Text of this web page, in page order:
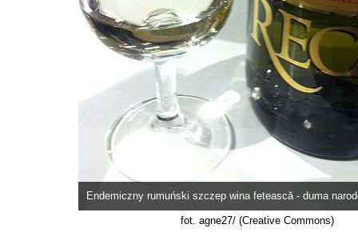
Endemiczny rumuński szczep wina fetească - duma
fot. agne27/ (Creative Commons)